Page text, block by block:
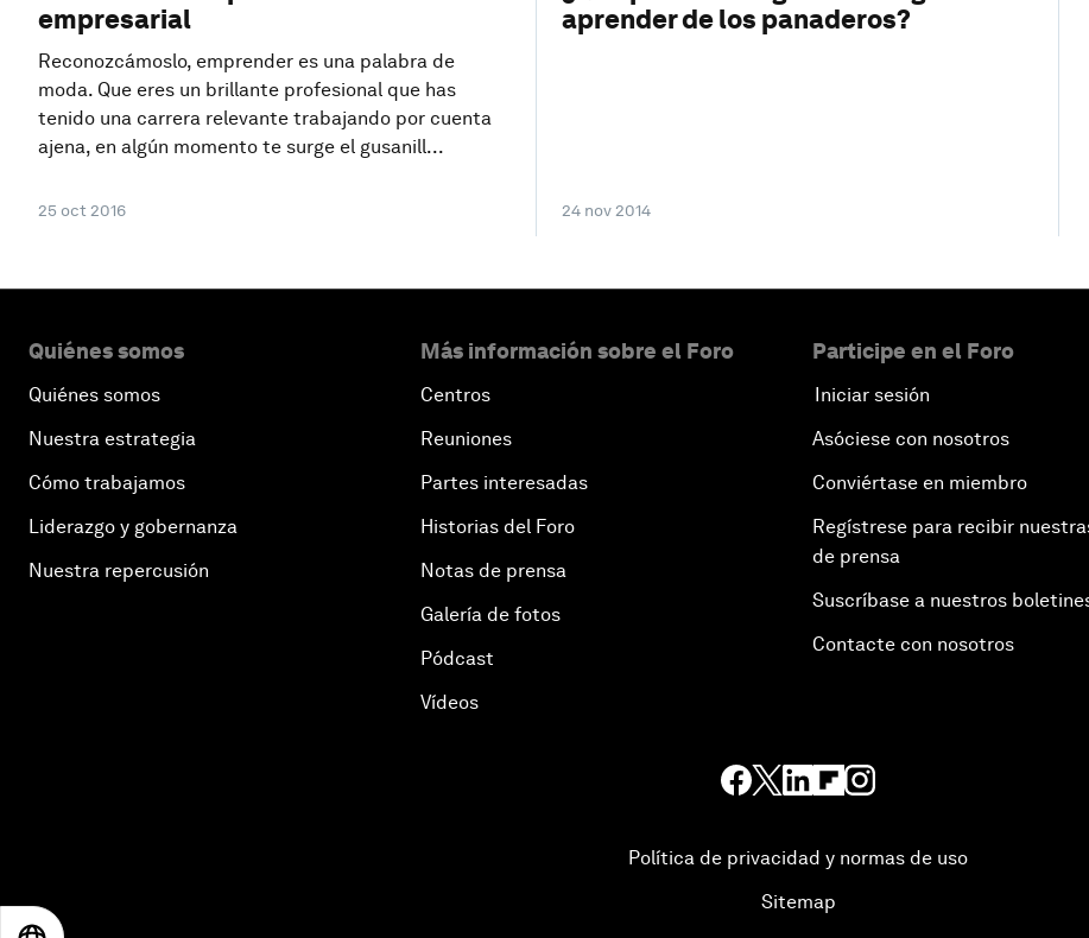
empresarial
Reconozcámoslo, emprender es una palabra de
moda. Que eres un brillante profesional que has
tenido una carrera relevante trabajando por cuenta
ajena, en algún momento te surge el gusanill...
25 oct 2016
aprender de los panaderos?
24 nov 2014
Quiénes somos
Quiénes somos
Nuestra estrategia
Cómo trabajamos
Liderazgo y gobernanza
Nuestra repercusión
Más información sobre el Foro
Centros
Reuniones
Partes interesadas
Historias del Foro
Notas de prensa
Galería de fotos
Pódcast
Vídeos
Participe en el Foro
Iniciar sesión
Asóciese con nosotros
Conviértase en miembro
Regístrese para recibir
de prensa
Suscríbase a nuestros
Contacte con nosotros
Política de privacidad y normas de uso
Sitemap